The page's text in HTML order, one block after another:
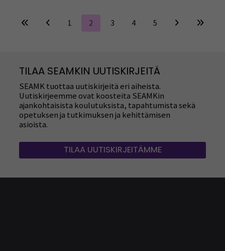
1 2 3 4 5
TILAA SEAMKIN UUTISKIRJEITÄ
SEAMK tuottaa uutiskirjeitä eri aiheista.
Uutiskirjeemme ovat koosteita SEAMKin
ajankohtaisista koulutuksista, tapahtumista sekä
opetuksen ja tutkimuksen ja kehittämisen
asioista.
TILAA UUTISKIRJEITÄMME